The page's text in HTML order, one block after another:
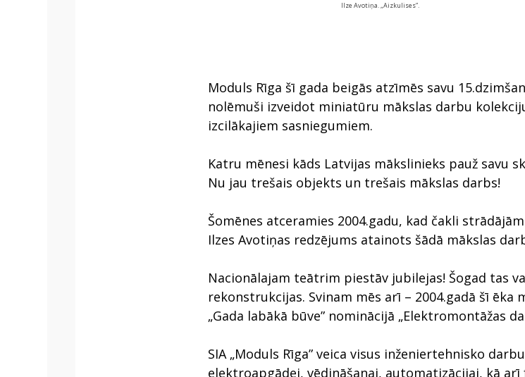
Ilze Avotiņa. „Aizkulises”.
Moduls Rīga šī gada beigās atzīmēs savu
nolēmuši izveidot miniatūru mākslas darbu
izcilākajiem sasniegumiem.
Katru mēnesi kāds Latvijas mākslinieks pauž savu
Nu jau trešais objekts un trešais mākslas darbs!
Šomēnes atceramies 2004.gadu, kad čakli
Ilzes Avotiņas redzējums atainots šādā mākslas
Nacionālajam teātrim piestāv jubilejas! Šogad tas
rekonstrukcijas. Svinam mēs arī – 2004.gadā šī ēka
„Gada labākā būve” nominācijā „Elektromontāžas
SIA „Moduls Rīga” veica visus inženiertehnisko
elektroapgādei, vēdināšanai, automatizācijai, kā arī